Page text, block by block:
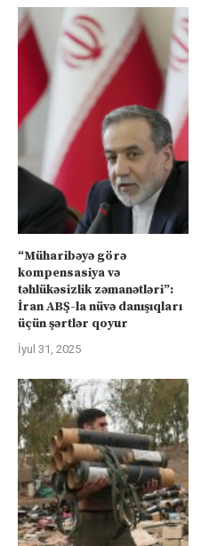
“Müharibəyə görə
kompensasiya və
təhlükəsizlik zəmanətləri”:
İran ABŞ-la nüvə danışıqları
üçün şərtlər qoyur
İyul 31, 2025